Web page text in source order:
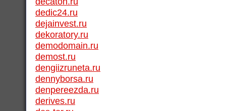
dedic24.ru
dejainvest.ru
dekoratory.ru
demodomain.ru
demost.ru
dengiizruneta.ru
dennyborsa.ru
denpereezda.ru
derives.ru